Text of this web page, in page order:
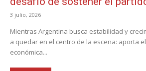
3 julio, 2026
Mientras Argentina busca estabilidad y
a quedar en el centro de la escena: aporta
económica...